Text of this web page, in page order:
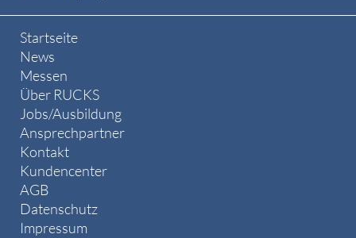
Startseite
News
Messen
Über RUCKS
Jobs/Ausbildung
Ansprechpartner
Kontakt
Kundencenter
AGB
Datenschutz
Impressum